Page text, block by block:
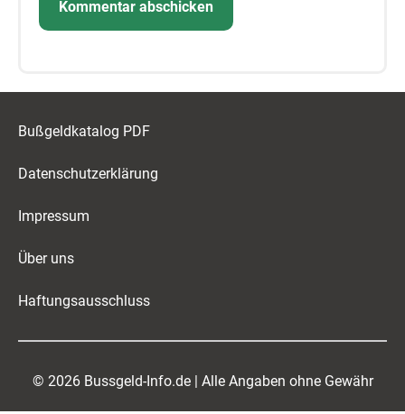
Bußgeldkatalog PDF
Datenschutzerklärung
Impressum
Über uns
Haftungsausschluss
© 2026 Bussgeld-Info.de | Alle Angaben ohne Gewähr